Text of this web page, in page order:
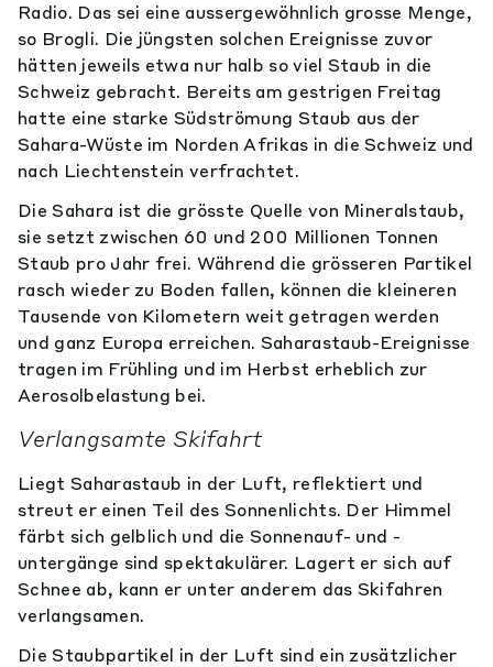
Radio. Das sei eine aussergewöhnlich grosse Menge,
so Brogli. Die jüngsten solchen Ereignisse zuvor
hätten jeweils etwa nur halb so viel Staub in die
Schweiz gebracht. Bereits am gestrigen Freitag
hatte eine starke Südströmung Staub aus der
Sahara-Wüste im Norden Afrikas in die Schweiz und
nach Liechtenstein verfrachtet.
Die Sahara ist die grösste Quelle von Mineralstaub,
sie setzt zwischen 60 und 200 Millionen Tonnen
Staub pro Jahr frei. Während die grösseren Partikel
rasch wieder zu Boden fallen, können die kleineren
Tausende von Kilometern weit getragen werden
und ganz Europa erreichen. Saharastaub-Ereignisse
tragen im Frühling und im Herbst erheblich zur
Aerosolbelastung bei.
Verlangsamte Skifahrt
Liegt Saharastaub in der Luft, reflektiert und
streut er einen Teil des Sonnenlichts. Der Himmel
färbt sich gelblich und die Sonnenauf- und -
untergänge sind spektakulärer. Lagert er sich auf
Schnee ab, kann er unter anderem das Skifahren
verlangsamen.
Die Staubpartikel in der Luft sind ein zusätzlicher